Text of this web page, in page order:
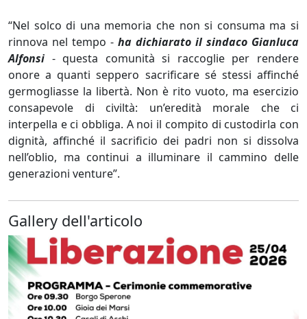
“Nel solco di una memoria che non si consuma ma si
rinnova nel tempo - ha dichiarato il sindaco Gianluca
Alfonsi - questa comunità si raccoglie per rendere
onore a quanti seppero sacrificare sé stessi affinché
germogliasse la libertà. Non è rito vuoto, ma esercizio
consapevole di civiltà: un’eredità morale che ci
interpella e ci obbliga. A noi il compito di custodirla con
dignità, affinché il sacrificio dei padri non si dissolva
nell’oblio, ma continui a illuminare il cammino delle
generazioni venture”.
Gallery dell'articolo